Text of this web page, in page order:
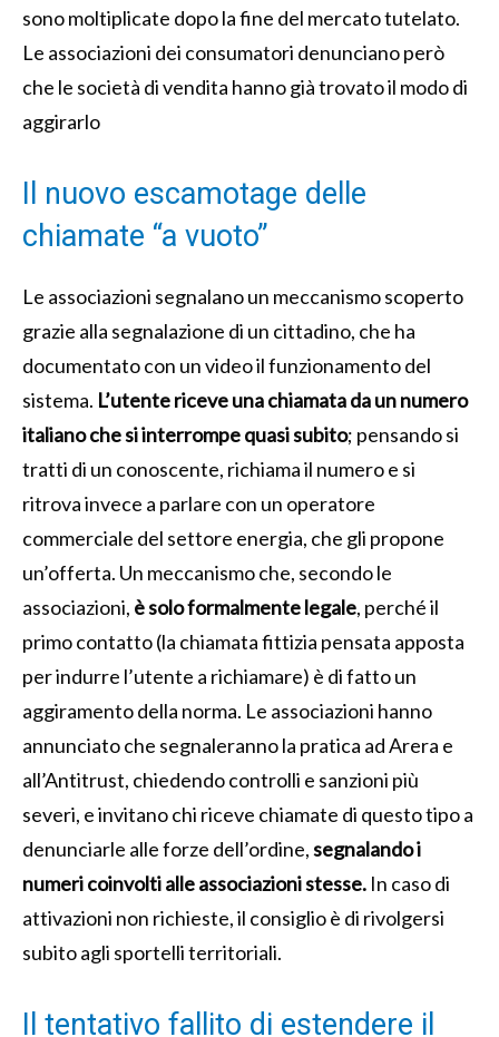
sono moltiplicate dopo la fine del mercato tutelato.
Le associazioni dei consumatori denunciano però
che le società di vendita hanno già trovato il modo di
aggirarlo
Il nuovo escamotage delle
chiamate “a vuoto”
Le associazioni segnalano un meccanismo scoperto
grazie alla segnalazione di un cittadino, che ha
documentato con un video il funzionamento del
sistema. L’utente riceve una chiamata da un numero
italiano che si interrompe quasi subito; pensando si
tratti di un conoscente, richiama il numero e si
ritrova invece a parlare con un operatore
commerciale del settore energia, che gli propone
un’offerta. Un meccanismo che, secondo le
associazioni, è solo formalmente legale, perché il
primo contatto (la chiamata fittizia pensata apposta
per indurre l’utente a richiamare) è di fatto un
aggiramento della norma. Le associazioni hanno
annunciato che segnaleranno la pratica ad Arera e
all’Antitrust, chiedendo controlli e sanzioni più
severi, e invitano chi riceve chiamate di questo tipo a
denunciarle alle forze dell’ordine,segnalando i
numeri coinvolti alle associazioni stesse. In caso di
attivazioni non richieste, il consiglio è di rivolgersi
subito agli sportelli territoriali.
Il tentativo fallito di estendere il